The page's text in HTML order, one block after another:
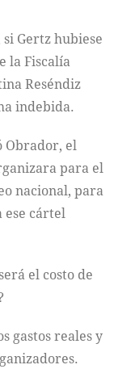
Gertz hubiese
la Fiscalía
Reséndiz
indebida.
Obrador, el
para el
nacional, para
ese cártel
el costo de
gastos reales y